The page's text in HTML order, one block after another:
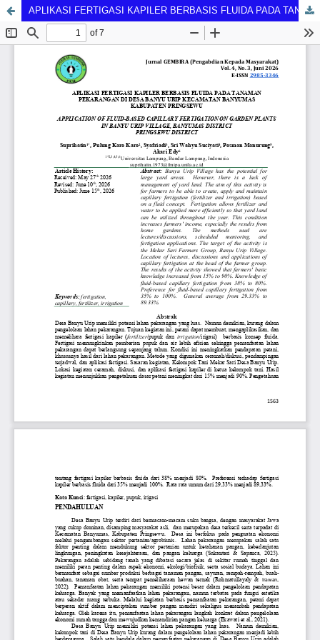
APLIKASI FERTIGASI KAPILER BERBASIS FLUIDA PADA TANAMAN PEKARANGAN DI DESA BANYU URIP KECAMATAN BANYUMAS KABUPATEN PRINGSEWU